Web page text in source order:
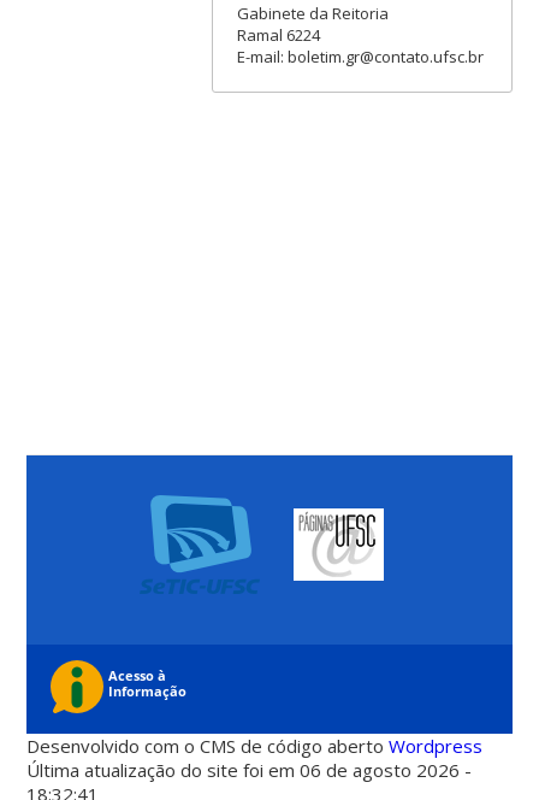
Gabinete da Reitoria
Ramal 6224
E-mail: boletim.gr@contato.ufsc.br
Desenvolvido com o CMS de código abertoWordpress
Última atualização do site foi em 06 de agosto 2026 -
18:32:41